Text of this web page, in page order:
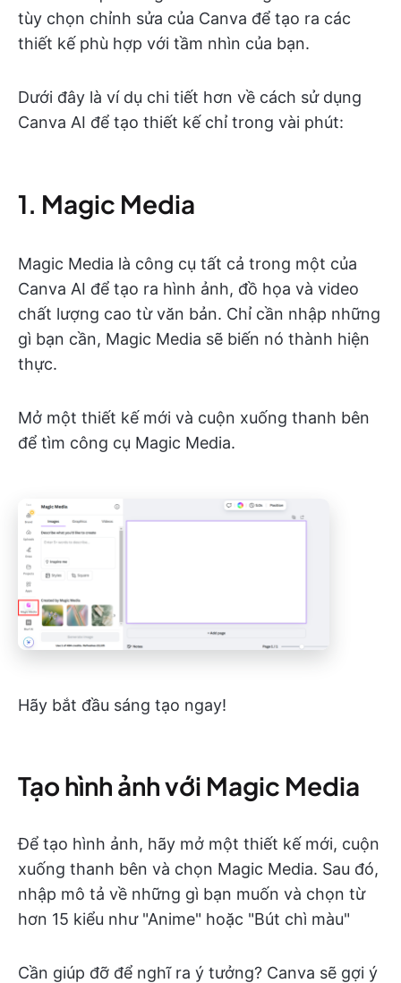
tùy chọn chỉnh sửa của Canva để tạo ra các
thiết kế phù hợp với tầm nhìn của bạn.
Dưới đây là ví dụ chi tiết hơn về cách sử dụng
Canva AI để tạo thiết kế chỉ trong vài phút:
1. Magic Media
Magic Media là công cụ tất cả trong một của
Canva AI để tạo ra hình ảnh, đồ họa và video
chất lượng cao từ văn bản. Chỉ cần nhập những
gì bạn cần, Magic Media sẽ biến nó thành hiện
thực.
Mở một thiết kế mới và cuộn xuống thanh bên
để tìm công cụ Magic Media.
Hãy bắt đầu sáng tạo ngay!
Tạo hình ảnh với Magic Media
Để tạo hình ảnh, hãy mở một thiết kế mới, cuộn
xuống thanh bên và chọn Magic Media. Sau đó,
nhập mô tả về những gì bạn muốn và chọn từ
hơn 15 kiểu như "Anime" hoặc "Bút chì màu"
Cần giúp đỡ để nghĩ ra ý tưởng? Canva sẽ gợi ý